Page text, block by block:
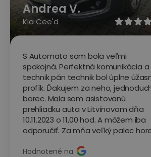

Andrea V.
Kia Cee'd
S Automato som bola veľmi
spokojná. Perfektná komunikácia a
technik pán technik bol úplne
profík. Ďakujem za neho,
borec. Mala som asistovanú
prehliadku auta v Litvínovom dňa
10.11.2023 o 11,00 hod. A môžem iba
odporučiť. Za mňa veľký palec
Hodnotené na